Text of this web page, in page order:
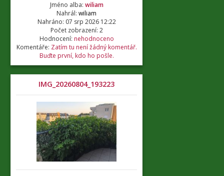
Jméno alba: wiliam
Nahrál: wiliam
Nahráno: 07 srp 2026 12:22
Počet zobrazení: 2
Hodnocení: nehodnoceno
Komentáře: Zatím tu není žádný komentář.
Buďte první, kdo ho pošle.
IMG_20260804_193223